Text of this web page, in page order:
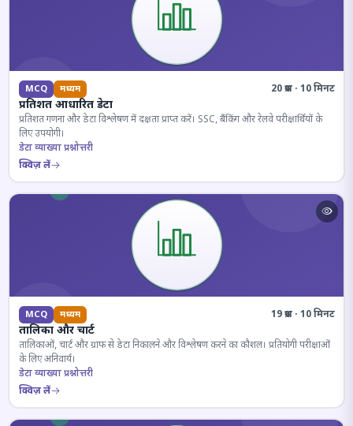
MCQ मध्यम 20 प्रश्न · 10 मिनट
प्रतिशत आधारित डेटा
प्रतिशत गणना और डेटा विश्लेषण में दक्षता प्राप्त करें। SSC, बैंकिंग और रेलवे परीक्षार्थियों के
लिए उपयोगी।
डेटा व्याख्या प्रश्नोत्तरी
क्विज़ लें
MCQ मध्यम 19 प्रश्न · 10 मिनट
तालिका और चार्ट
तालिकाओं, चार्ट और ग्राफ से डेटा निकालने और विश्लेषण करने का कौशल। प्रतियोगी परीक्षाओं
के लिए अनिवार्य।
डेटा व्याख्या प्रश्नोत्तरी
क्विज़ लें